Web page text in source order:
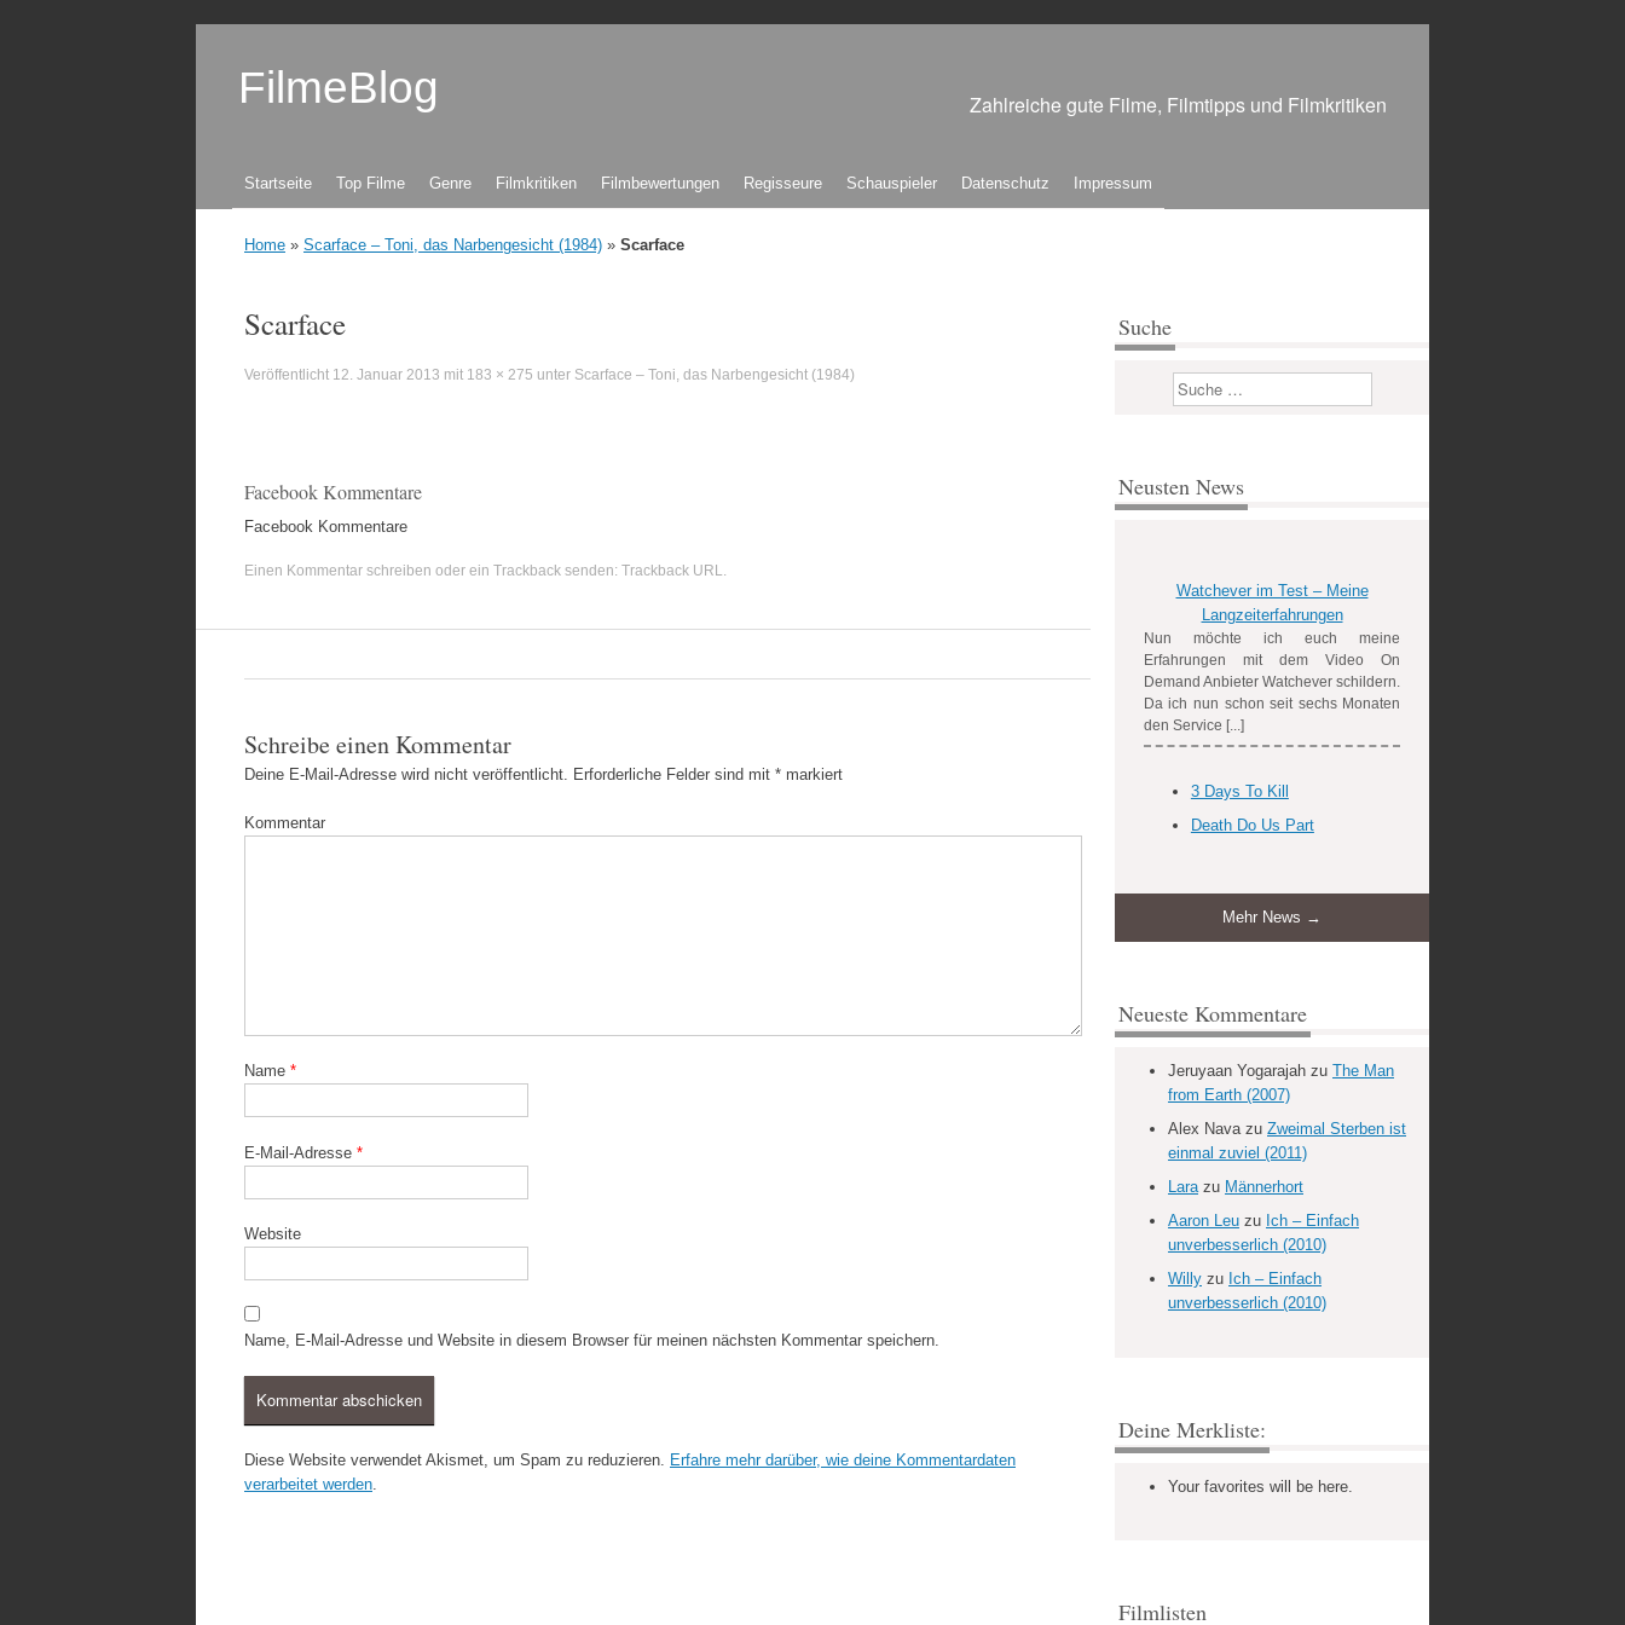
FilmeBlog Zahlreiche gute Filme, Filmtipps und Filmkritiken
Zum Inhalt springen
Startseite Top Filme Genre Filmkritiken Filmbewertungen Regisseure Schauspieler Datenschutz Impressum
Home » Scarface – Toni, das Narbengesicht (1984) » Scarface
Scarface
Veröffentlicht 12. Januar 2013 mit 183 × 275 unter Scarface – Toni, das Narbengesicht (1984)
Facebook Kommentare
Facebook Kommentare
Einen Kommentar schreiben oder ein Trackback senden: Trackback URL.
Schreibe einen Kommentar
Deine E-Mail-Adresse wird nicht veröffentlicht. Erforderliche Felder sind mit * markiert
Kommentar
Name *
E-Mail-Adresse *
Website
Name, E-Mail-Adresse und Website in diesem Browser für meinen nächsten Kommentar speichern.
Diese Website verwendet Akismet, um Spam zu reduzieren. Erfahre mehr darüber, wie deine Kommentardaten
verarbeitet werden
Suche
Suchen
Neusten News
Watchever im Test – Meine
Langzeiterfahrungen
Nun möchte ich euch meine
Erfahrungen mit dem Video On
Demand Anbieter Watchever schildern.
Da ich nun schon seit sechs Monaten
den Service [...]
3 Days To Kill
Death Do Us Part
Mehr News →
Neueste Kommentare
Jeruyaan Yogarajah zu The Man
from Earth (2007)
Alex Navazu Zweimal Sterben ist
einmal zuviel (2011)
Larazu Männerhort
Aaron Leu zu Ich – Einfach
unverbesserlich (2010)
Willy zu Ich – Einfach
unverbesserlich (2010)
Deine Merkliste:
Your favorites will be here.
Filmlisten